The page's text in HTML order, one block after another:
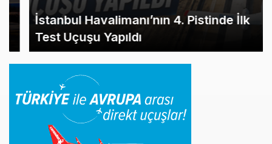
İstanbul Havalimanı’nın 4. Pistinde İlk
Test Uçuşu Yapıldı